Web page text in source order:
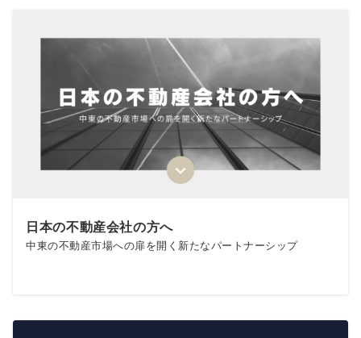
日本の不動産会社の方へ
中東の不動産市場への扉を開く新たなパートナーシップ